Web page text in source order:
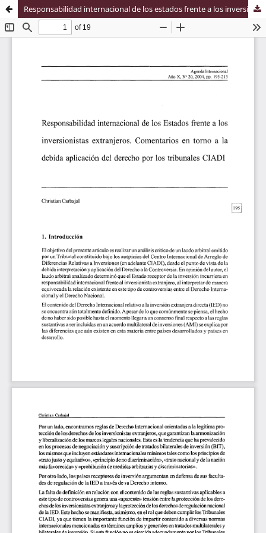
Responsabilidad internacional de los estados frente a los inversionistas extranjeros : comentarios en torno a la debida aplicación del derecho por los tribunales CIADI